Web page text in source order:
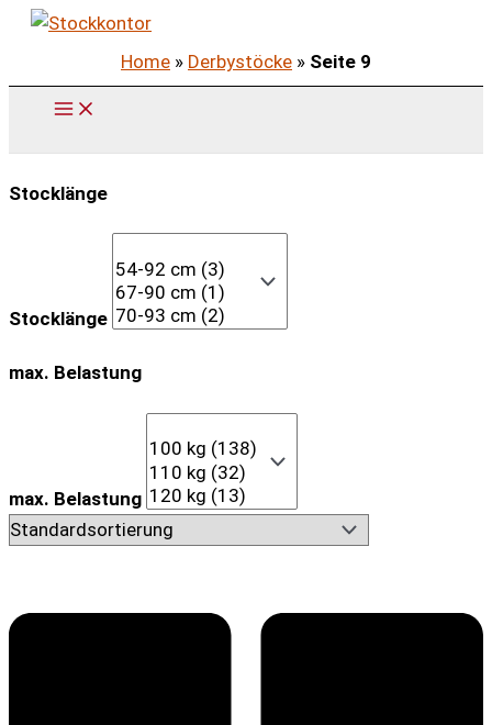
Zum
springen
Home » Derbystöcke » Seite 9
Stocklänge
Stocklänge
max. Belastung
max. Belastung